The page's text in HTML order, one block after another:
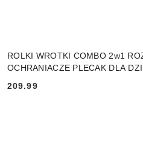
ROLKI WROTKI COMBO 2w1
OCHRANIACZE PLECAK DLA
Cena:
209.99